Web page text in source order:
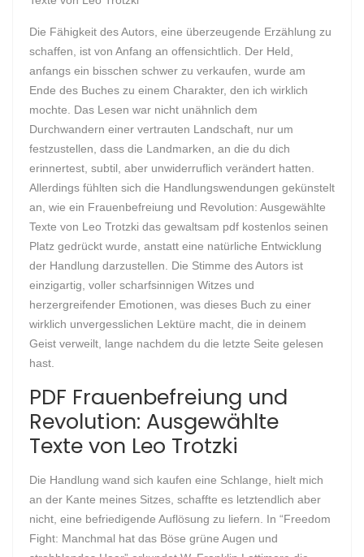
Die Fähigkeit des Autors, eine überzeugende Erzählung zu
schaffen, ist von Anfang an offensichtlich. Der Held,
anfangs ein bisschen schwer zu verkaufen, wurde am
Ende des Buches zu einem Charakter, den ich wirklich
mochte. Das Lesen war nicht unähnlich dem
Durchwandern einer vertrauten Landschaft, nur um
festzustellen, dass die Landmarken, an die du dich
erinnertest, subtil, aber unwiderruflich verändert hatten.
Allerdings fühlten sich die Handlungswendungen gekünstelt
an, wie ein Frauenbefreiung und Revolution: Ausgewählte
Texte von Leo Trotzki das gewaltsam pdf kostenlos seinen
Platz gedrückt wurde, anstatt eine natürliche Entwicklung
der Handlung darzustellen. Die Stimme des Autors ist
einzigartig, voller scharfsinnigen Witzes und
herzergreifender Emotionen, was dieses Buch zu einer
wirklich unvergesslichen Lektüre macht, die in deinem
Geist verweilt, lange nachdem du die letzte Seite gelesen
hast.
PDF Frauenbefreiung und
Revolution: Ausgewählte
Texte von Leo Trotzki
Die Handlung wand sich kaufen eine Schlange, hielt mich
an der Kante meines Sitzes, schaffte es letztendlich aber
nicht, eine befriedigende Auflösung zu liefern. In “Freedom
Fight: Manchmal hat das Böse grüne Augen und